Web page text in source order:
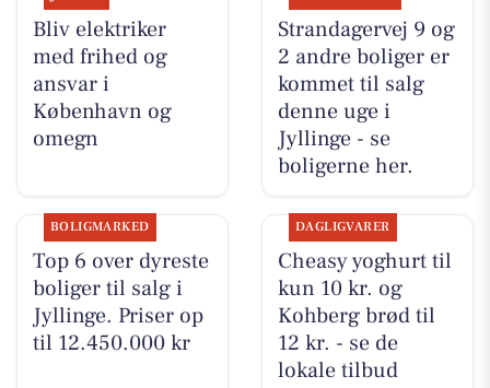
Bliv elektriker
med frihed og
ansvar i
København og
omegn
Strandagervej 9 og
2 andre boliger er
kommet til salg
denne uge i
Jyllinge - se
boligerne her.
BOLIGMARKED
Top 6 over dyreste
boliger til salg i
Jyllinge. Priser op
til 12.450.000 kr
DAGLIGVARER
Cheasy yoghurt til
kun 10 kr. og
Kohberg brød til
12 kr. - se de
lokale tilbud